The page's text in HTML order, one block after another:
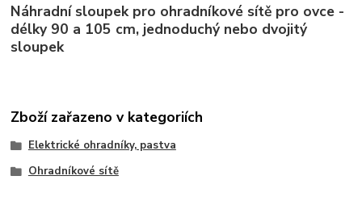
Náhradní sloupek pro ohradníkové sítě pro ovce -
délky 90 a 105 cm, jednoduchý nebo dvojitý
sloupek
Zboží zařazeno v kategoriích
Elektrické ohradníky, pastva
Ohradníkové sítě